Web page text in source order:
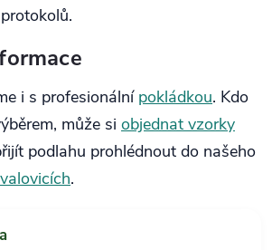
i s profesionální pokládkou. Kdo
může si objednat vzorky
podlahu prohlédnout do našeho
.